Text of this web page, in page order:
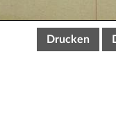
Drucken